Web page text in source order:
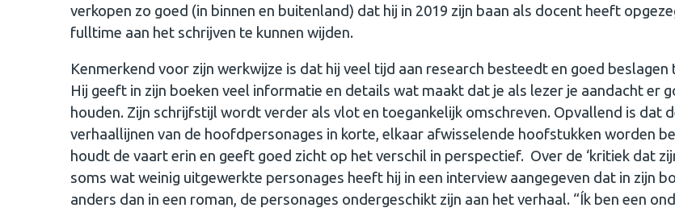
verkopen zo goed (in binnen en buitenland) dat hij in 2019 zijn baan als docent heeft
fulltime aan het schrijven te kunnen wijden.
Kenmerkend voor zijn werkwijze is dat hij veel tijd aan research besteedt en goed beslagen
Hij geeft in zijn boeken veel informatie en details wat maakt dat je als lezer je aandacht er
houden. Zijn schrijfstijl wordt verder als vlot en toegankelijk omschreven. Opvallend is dat
verhaallijnen van de hoofdpersonages in korte, elkaar afwisselende hoofstukken worden
houdt de vaart erin en geeft goed zicht op het verschil in perspectief. Over de ‘kritiek dat
soms wat weinig uitgewerkte personages heeft hij in een interview aangegeven dat in zijn
anders dan in een roman, de personages ondergeschikt zijn aan het verhaal. “Ík ben een